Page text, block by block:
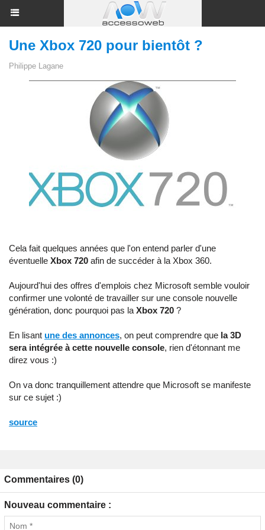
Une Xbox 720 pour bientôt ?
Philippe Lagane
Cela fait quelques années que l'on entend parler d'une
éventuelle Xbox 720 afin de succéder à la Xbox 360.
Aujourd'hui des offres d'emplois chez Microsoft semble vouloir
confirmer une volonté de travailler sur une console nouvelle
génération, donc pourquoi pas la Xbox 720 ?
En lisant une des annonces, on peut comprendre que la 3D
sera intégrée à cette nouvelle console, rien d'étonnant me
direz vous :)
On va donc tranquillement attendre que Microsoft se manifeste
sur ce sujet :)
source
Commentaires (0)
Nouveau commentaire :